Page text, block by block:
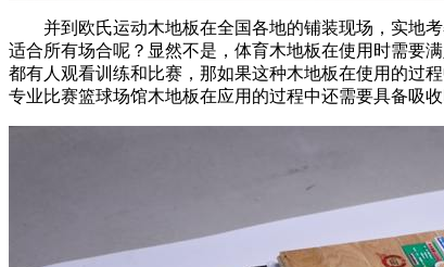
并到欧氏运动木地板在全国各地的铺装现场，实地考
适合所有场合呢？显然不是，体育木地板在使用时需要
都有人观看训练和比赛，那如果这种木地板在使用的过
专业比赛篮球场馆木地板在应用的过程中还需要具备吸